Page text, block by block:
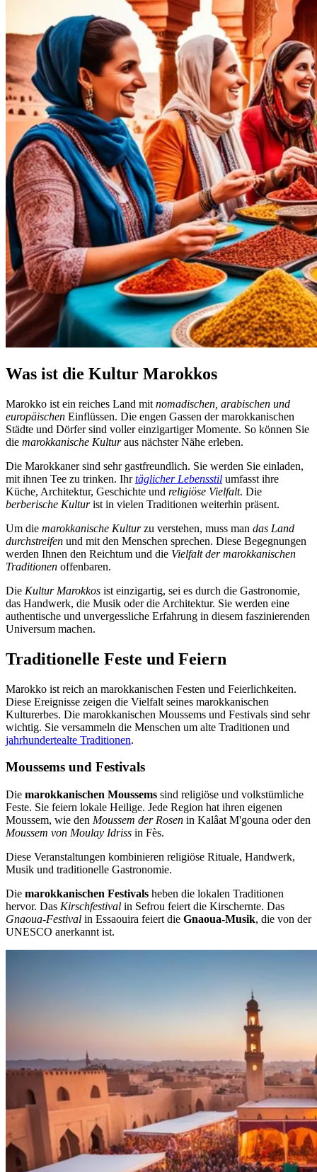
Was ist die Kultur Marokkos
Marokko ist ein reiches Land mit nomadischen, arabischen und
europäischen Einflüssen. Die engen Gassen der marokkanischen
Städte und Dörfer sind voller einzigartiger Momente. So können Sie
die marokkanische Kulturaus nächster Nähe erleben.
Die Marokkaner sind sehr gastfreundlich. Sie werden Sie einladen,
mit ihnen Tee zu trinken. Ihrtäglicher Lebensstil umfasst ihre
Küche, Architektur, Geschichte und religiöse Vielfalt. Die
berberische Kulturist in vielen Traditionen weiterhin präsent.
Um die marokkanische Kulturzu verstehen, muss man das Land
durchstreifen und mit den Menschen sprechen. Diese Begegnungen
werden Ihnen den Reichtum und die Vielfalt der marokkanischen
Traditionen offenbaren.
Die Kultur Marokkos ist einzigartig, sei es durch die Gastronomie,
das Handwerk, die Musik oder die Architektur. Sie werden eine
authentische und unvergessliche Erfahrung in diesem faszinierenden
Universum machen.
Traditionelle Feste und Feiern
Marokko ist reich an marokkanischen Festen und Feierlichkeiten.
Diese Ereignisse zeigen die Vielfalt seines marokkanischen
Kulturerbes. Die marokkanischen Moussems und Festivals sind sehr
wichtig. Sie versammeln die Menschen um alte Traditionen und
jahrhundertealte Traditionen.
Moussems und Festivals
Die marokkanischen Moussems sind religiöse und volkstümliche
Feste. Sie feiern lokale Heilige. Jede Region hat ihren eigenen
Moussem, wie den Moussem der Rosen in Kalâat M'gouna oder den
Moussem von Moulay Idriss in Fès.
Diese Veranstaltungen kombinieren religiöse Rituale, Handwerk,
Musik und traditionelle Gastronomie.
Die marokkanischen Festivals heben die lokalen Traditionen
hervor. Das Kirschfestival in Sefrou feiert die Kirschernte. Das
Gnaoua-Festival in Essaouira feiert die Gnaoua-Musik, die von der
UNESCO anerkannt ist.